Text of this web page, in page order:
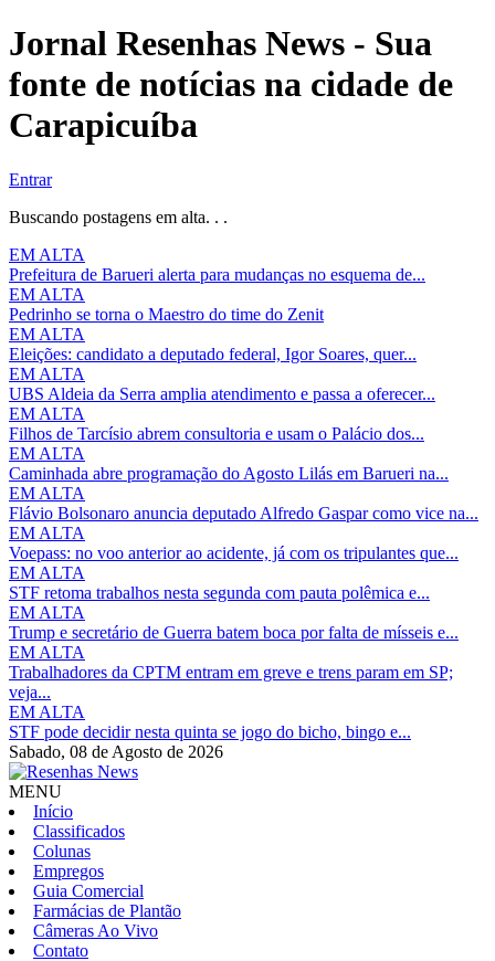
Jornal Resenhas News - Sua
fonte de notícias na cidade de
Carapicuíba
Entrar
Buscando postagens em alta. . .
EM ALTA
Prefeitura de Barueri alerta para mudanças no esquema de...
EM ALTA
Pedrinho se torna o Maestro do time do Zenit
EM ALTA
Eleições: candidato a deputado federal, Igor Soares, quer...
EM ALTA
UBS Aldeia da Serra amplia atendimento e passa a oferecer...
EM ALTA
Filhos de Tarcísio abrem consultoria e usam o Palácio dos...
EM ALTA
Caminhada abre programação do Agosto Lilás em Barueri na...
EM ALTA
Flávio Bolsonaro anuncia deputado Alfredo Gaspar como vice na...
EM ALTA
Voepass: no voo anterior ao acidente, já com os tripulantes que...
EM ALTA
STF retoma trabalhos nesta segunda com pauta polêmica e...
EM ALTA
Trump e secretário de Guerra batem boca por falta de mísseis e...
EM ALTA
Trabalhadores da CPTM entram em greve e trens param em SP;
veja...
EM ALTA
STF pode decidir nesta quinta se jogo do bicho, bingo e...
Sabado, 08 de Agosto de 2026
MENU
Início
Classificados
Colunas
Empregos
Guia Comercial
Farmácias de Plantão
Câmeras Ao Vivo
Contato